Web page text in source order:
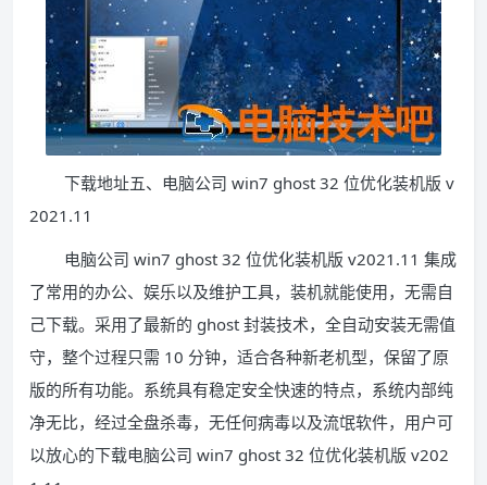
下载地址五、电脑公司 win7 ghost 32 位优化装机版 v
2021.11
电脑公司 win7 ghost 32 位优化装机版 v2021.11 集成
了常用的办公、娱乐以及维护工具，装机就能使用，无需自
己下载。采用了最新的 ghost 封装技术，全自动安装无需值
守，整个过程只需 10 分钟，适合各种新老机型，保留了原
版的所有功能。系统具有稳定安全快速的特点，系统内部纯
净无比，经过全盘杀毒，无任何病毒以及流氓软件，用户可
以放心的下载电脑公司 win7 ghost 32 位优化装机版 v202